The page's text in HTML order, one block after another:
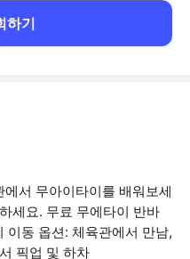
하기
서 무아이타이를 배워보세
세요. 무료 무에타이 반바
이동 옵션: 체육관에서 만남,
픽업 및 하차